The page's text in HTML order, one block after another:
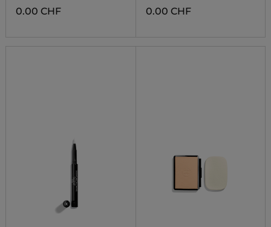
0.00 CHF 0.00 CHF